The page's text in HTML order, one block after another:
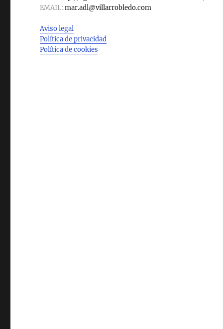
EMAIL: mar.adl@villarrobledo.com
Aviso legal
Política de privacidad
Política de cookies